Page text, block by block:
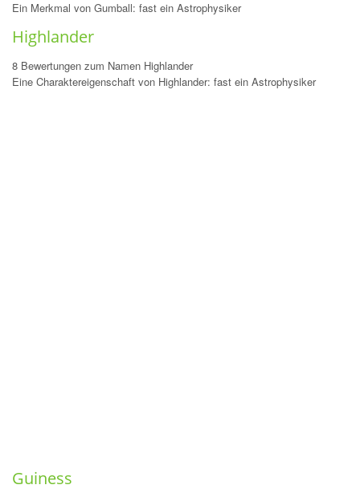
Ein Merkmal von Gumball: fast ein Astrophysiker
Highlander
8 Bewertungen zum Namen Highlander
Eine Charaktereigenschaft von Highlander: fast ein Astrophysiker
Guiness